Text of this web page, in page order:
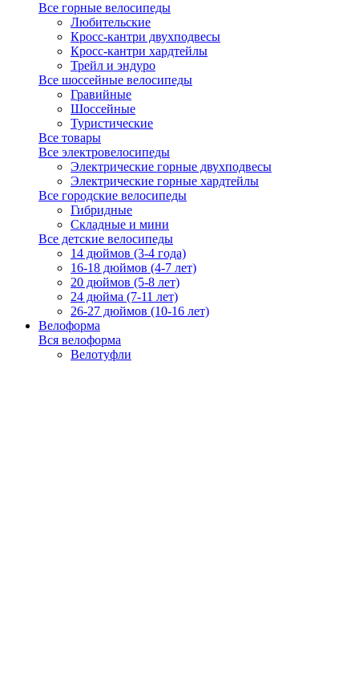
Все горные велосипеды
Любительские
Кросс-кантри двухподвесы
Кросс-кантри хардтейлы
Трейл и эндуро
Все шоссейные велосипеды
Гравийные
Шоссейные
Туристические
Все товары
Все электровелосипеды
Электрические горные двухподвесы
Электрические горные хардтейлы
Все городские велосипеды
Гибридные
Складные и мини
Все детские велосипеды
14 дюймов (3-4 года)
16-18 дюймов (4-7 лет)
20 дюймов (5-8 лет)
24 дюйма (7-11 лет)
26-27 дюймов (10-16 лет)
Велоформа
Вся велоформа
Велотуфли